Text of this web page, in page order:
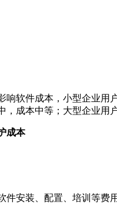
响软件成本，小型企业用
，成本中等；大型企业用
成本
件安装、配置、培训等费